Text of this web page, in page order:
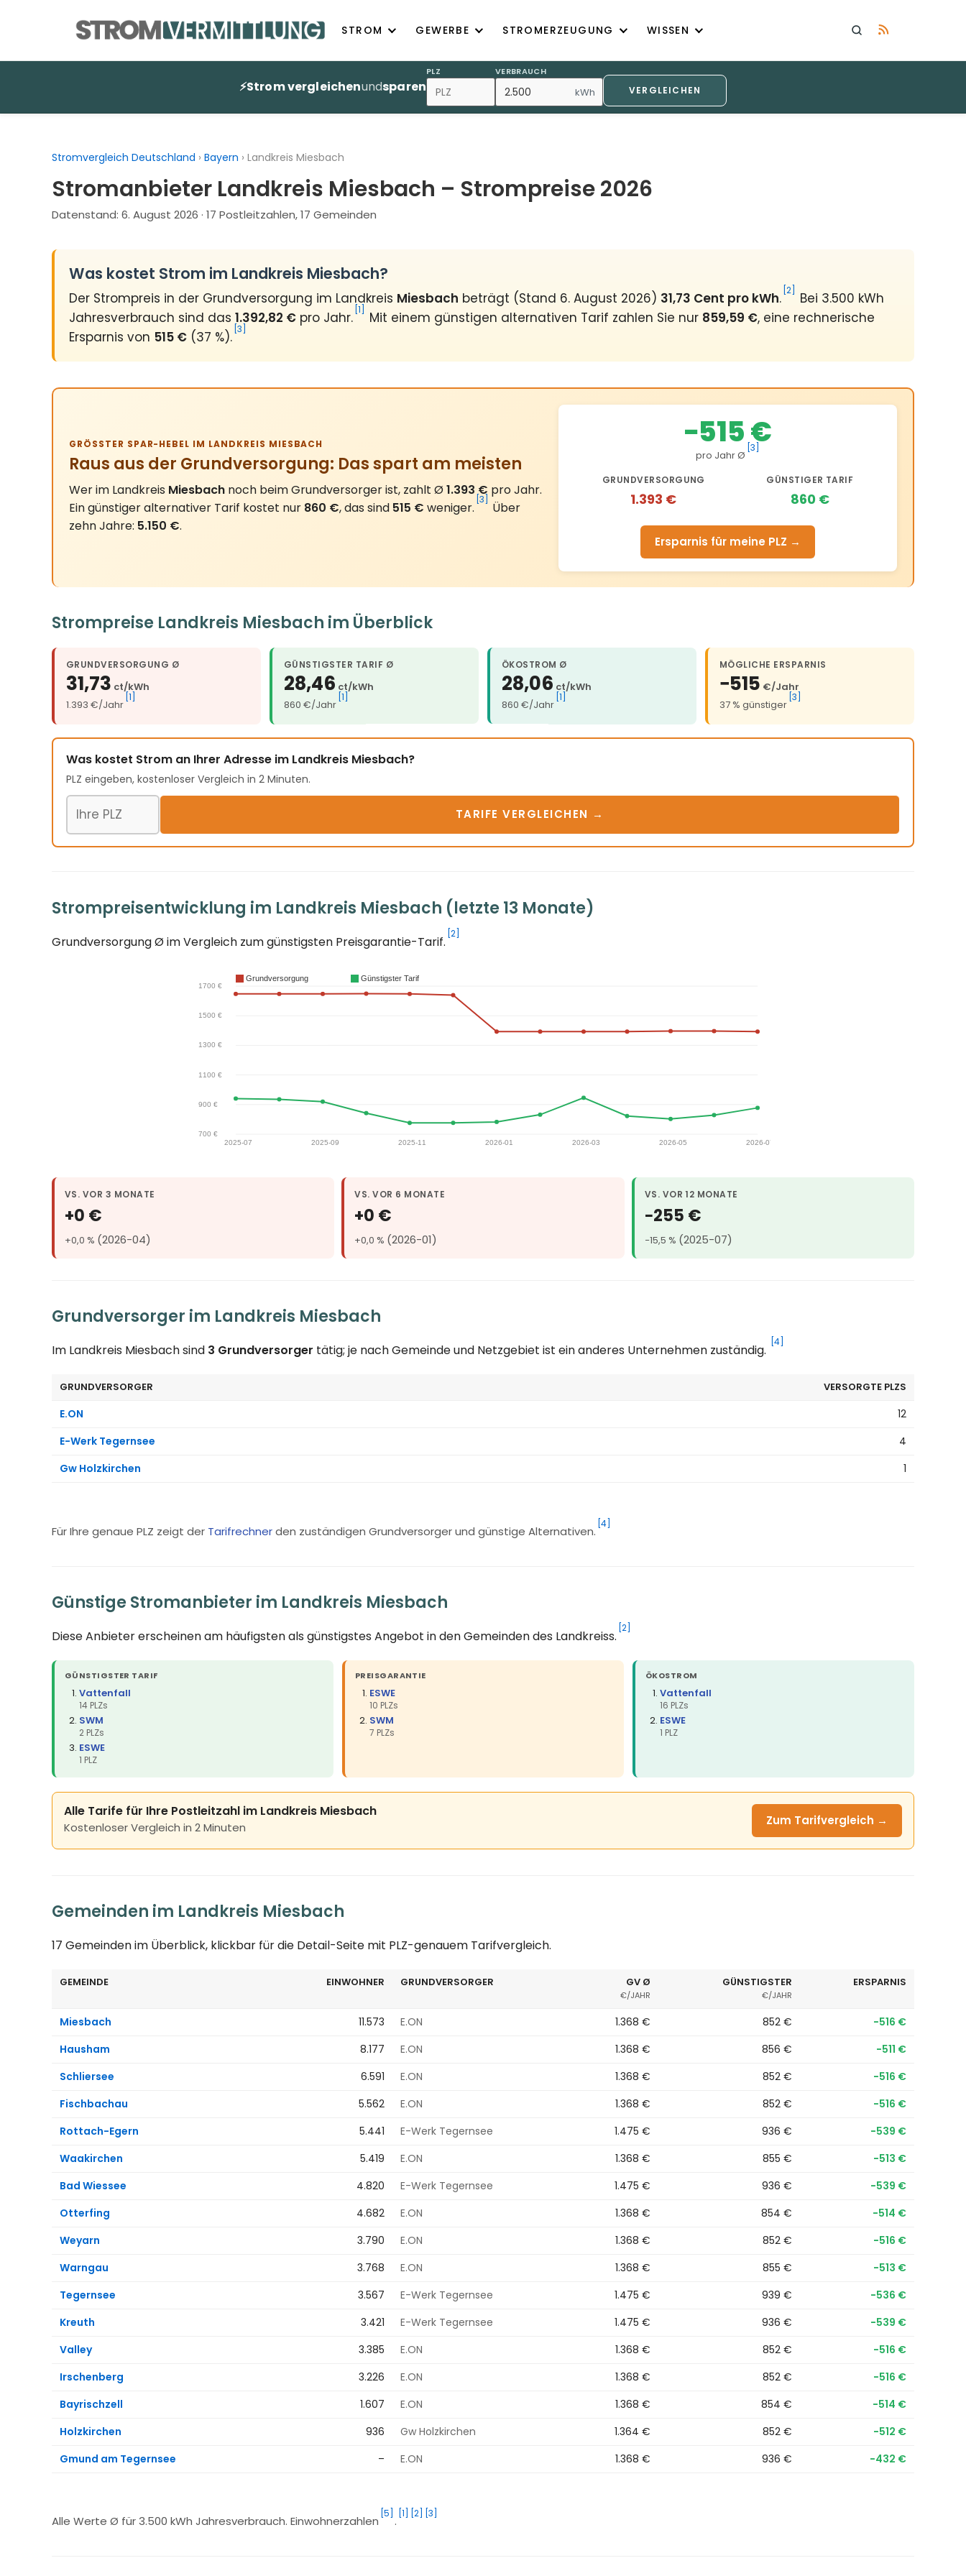
STROM GEWERBE STROMERZEUGUNG WISSEN
⚡Strom vergleichenundsparen
PLZ VERBRAUCH
kWh VERGLEICHEN
Stromvergleich Deutschland › Bayern › Landkreis Miesbach
Stromanbieter Landkreis Miesbach – Strompreise 2026
Datenstand: 6. August 2026 · 17 Postleitzahlen, 17 Gemeinden
Was kostet Strom im Landkreis Miesbach?
Der Strompreis in der Grundversorgung im Landkreis Miesbach beträgt (Stand 6. August 2026) 31,73 Cent pro kWh. [2]
Bei 3.500 kWh
Jahresverbrauch sind das 1.392,82 € pro Jahr. [1] Mit einem günstigen alternativen Tarif zahlen Sie nur 859,59 €, eine rechnerische
Ersparnis von 515 € (37 %). [3]
GRÖSSTER SPAR-HEBEL IM LANDKREIS MIESBACH
Raus aus der Grundversorgung: Das spart am meisten
Wer im Landkreis Miesbach noch beim Grundversorger ist, zahlt Ø1.393 € pro Jahr.
Ein günstiger alternativer Tarif kostet nur 860 €, das sind 515 € weniger. [3]
Über
zehn Jahre: 5.150 €.
−515 €
pro Jahr Ø
[3]
GRUNDVERSORGUNG
1.393 €
GÜNSTIGER TARIF
860 €
Ersparnis für meine PLZ →
Strompreise Landkreis Miesbach im Überblick
GRUNDVERSORGUNG Ø
31,73 ct/kWh
1.393 €/Jahr
[1]
GÜNSTIGSTER TARIF Ø
28,46 ct/kWh
860 €/Jahr
[1]
ÖKOSTROM Ø
28,06 ct/kWh
860 €/Jahr
[1]
MÖGLICHE ERSPARNIS
−515 €/Jahr
37 % günstiger
[3]
Was kostet Strom an Ihrer Adresse im Landkreis Miesbach?
PLZ eingeben, kostenloser Vergleich in 2 Minuten.
Postleitzahl
TARIFE VERGLEICHEN →
Strompreisentwicklung im Landkreis Miesbach (letzte 13 Monate)
Grundversorgung Ø im Vergleich zum günstigsten Preisgarantie-Tarif. [2]
VS. VOR 3 MONATE
+0 €
+0,0 % (2026-04)
VS. VOR 6 MONATE
+0 €
+0,0 % (2026-01)
VS. VOR 12 MONATE
−255 €
−15,5 % (2025-07)
Grundversorger im Landkreis Miesbach
Im Landkreis Miesbach sind 3 Grundversorger tätig; je nach Gemeinde und Netzgebiet ist ein anderes Unternehmen zuständig. [4]
GRUNDVERSORGER VERSORGTE PLZS
E.ON
12
E-Werk Tegernsee
4
Gw Holzkirchen
1
Für Ihre genaue PLZ zeigt der Tarifrechnerden zuständigen Grundversorger und günstige Alternativen.
[4]
Günstige Stromanbieter im Landkreis Miesbach
Diese Anbieter erscheinen am häufigsten als günstigstes Angebot in den Gemeinden des Landkreiss. [2]
GÜNSTIGSTER TARIF
Vattenfall
14 PLZs
SWM
2 PLZs
ESWE
1 PLZ
PREISGARANTIE
ESWE
10 PLZs
SWM
7 PLZs
ÖKOSTROM
Vattenfall
16 PLZs
ESWE
1 PLZ
Alle Tarife für Ihre Postleitzahl im Landkreis Miesbach
Kostenloser Vergleich in 2 Minuten Zum Tarifvergleich →
Gemeinden im Landkreis Miesbach
17 Gemeinden im Überblick, klickbar für die Detail-Seite mit PLZ-genauem Tarifvergleich.
GEMEINDE EINWOHNER GRUNDVERSORGER GV Ø
€/JAHR
GÜNSTIGSTER
€/JAHR
ERSPARNIS
Miesbach 11.573 E.ON 1.368 € 852 €
−516 €
Hausham
8.177 E.ON 1.368 € 856 €
−511 €
Schliersee
6.591 E.ON 1.368 € 852 €
−516 €
Fischbachau
5.562 E.ON 1.368 € 852 €
−516 €
Rottach-Egern
5.441 E-Werk Tegernsee 1.475 € 936 €
−539 €
Waakirchen
5.419 E.ON 1.368 € 855 €
−513 €
Bad Wiessee
4.820 E-Werk Tegernsee 1.475 € 936 €
−539 €
Otterfing
4.682 E.ON 1.368 € 854 €
−514 €
Weyarn
3.790 E.ON 1.368 € 852 €
−516 €
Warngau
3.768 E.ON 1.368 € 855 €
−513 €
Tegernsee
3.567 E-Werk Tegernsee 1.475 € 939 €
−536 €
Kreuth
3.421 E-Werk Tegernsee 1.475 € 936 €
−539 €
Valley
3.385 E.ON 1.368 € 852 €
−516 €
Irschenberg
3.226 E.ON 1.368 € 852 €
−516 €
Bayrischzell
1.607 E.ON 1.368 € 854 €
−514 €
Holzkirchen
936 Gw Holzkirchen 1.364 € 852 €
−512 €
Gmund am Tegernsee
– E.ON 1.368 € 936 € −432 €
Alle Werte Ø für 3.500 kWh Jahresverbrauch. Einwohnerzahlen
[5]
.
[1] [2] [3]